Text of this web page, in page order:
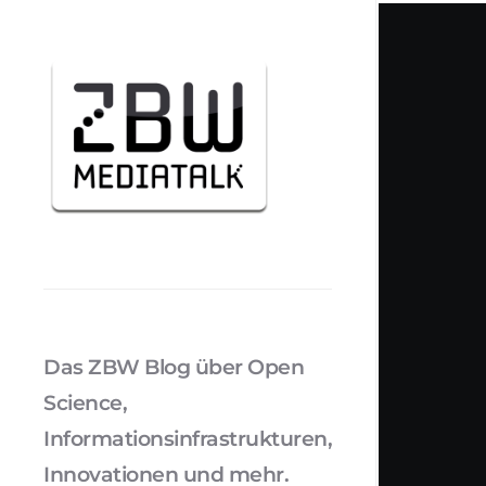
Das ZBW Blog über Open
Science,
Informationsinfrastrukturen,
Innovationen und mehr.